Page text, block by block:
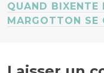
QUAND BIXENTE
MARGOTTON SE